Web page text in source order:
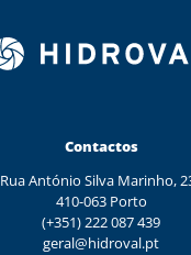
Contactos
Rua António Silva Marinho,
410-063 Porto
(+351) 222 087 439
geral@hidroval.pt